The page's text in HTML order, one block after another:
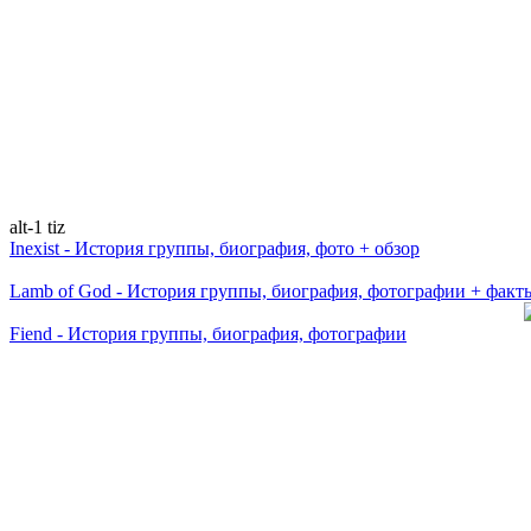
alt-1 tiz
Inexist - История группы, биография, фото + обзор
Lamb of God - История группы, биография, фотографии +
Fiend - История группы, биография, фотографии